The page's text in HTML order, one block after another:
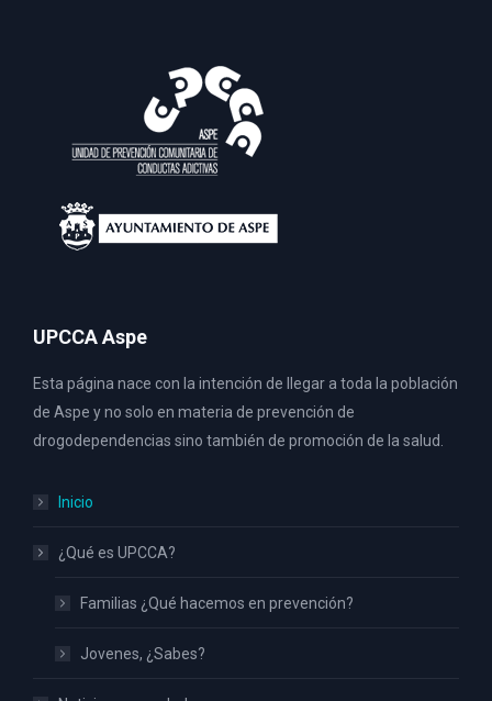
UPCCA Aspe
Esta página nace con la intención de llegar a toda la población
de Aspe y no solo en materia de prevención de
drogodependencias sino también de promoción de la salud.
Inicio
¿Qué es UPCCA?
Familias ¿Qué hacemos en prevención?
Jovenes, ¿Sabes?